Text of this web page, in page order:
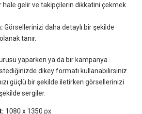
hale gelir ve takipçilerin dikkatini çekmek
Görsellerinizi daha detaylı bir şekilde
tanır.
yaparken ya da bir kampanya
dikey formatı kullanabilirsiniz.
güçlü bir şekilde iletirken görsellerinizi
sergiler.
1080 x 1350 px